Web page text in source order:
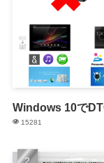
Windows 10で
15281